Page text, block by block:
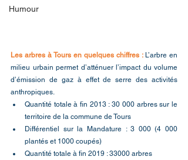
Humour
Les arbres à Tours en quelques chiffres : L’arbre en
milieu urbain permet d’atténuer l’impact du volume
d’émission de gaz à effet de serre des activités
anthropiques.
Quantité totale à fin 2013 : 30 000 arbres sur le
territoire de la commune de Tours
Différentiel sur la Mandature : 3 000 (4 000
plantés et 1000 coupés)
Quantité totale à fin 2019 : 33000 arbres